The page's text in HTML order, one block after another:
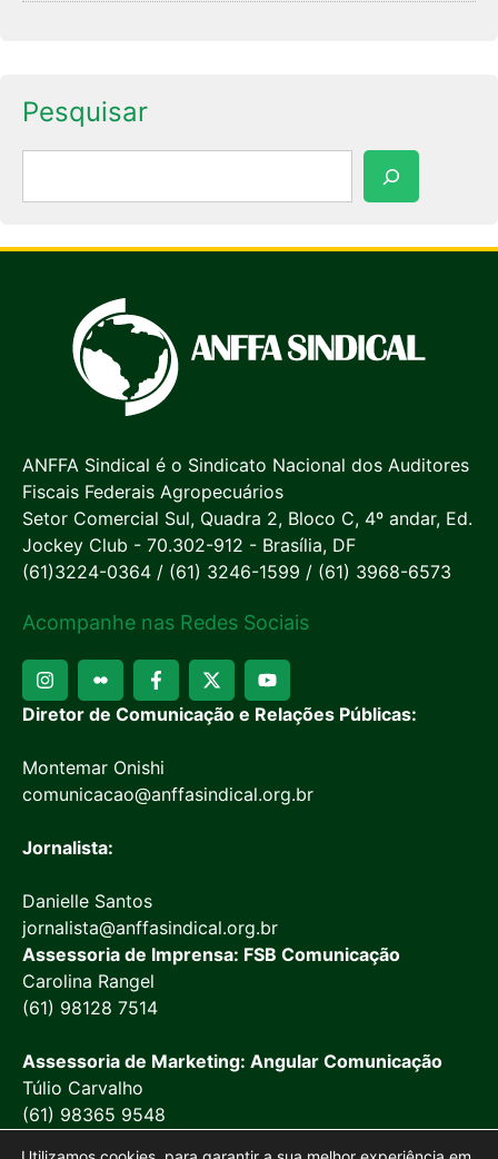
Pesquisar
ANFFA Sindical é o Sindicato Nacional dos Auditores
Fiscais Federais Agropecuários
Setor Comercial Sul, Quadra 2, Bloco C, 4º andar, Ed.
Jockey Club - 70.302-912 - Brasília, DF
(61)3224-0364 / (61) 3246-1599 / (61) 3968-6573
Acompanhe nas Redes Sociais
Diretor de Comunicação e Relações Públicas:
Montemar Onishi
comunicacao@anffasindical.org.br
Jornalista:
Danielle Santos
jornalista@anffasindical.org.br
Assessoria de Imprensa: FSB Comunicação
Carolina Rangel
(61) 98128 7514
Assessoria de Marketing: Angular Comunicação
Túlio Carvalho
(61) 98365 9548